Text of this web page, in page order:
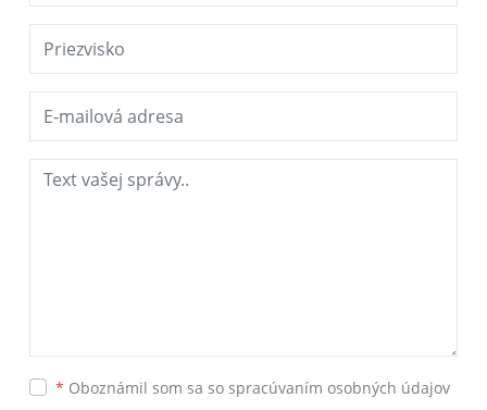
* Oboznámil som sa so spracúvaním osobných údajov